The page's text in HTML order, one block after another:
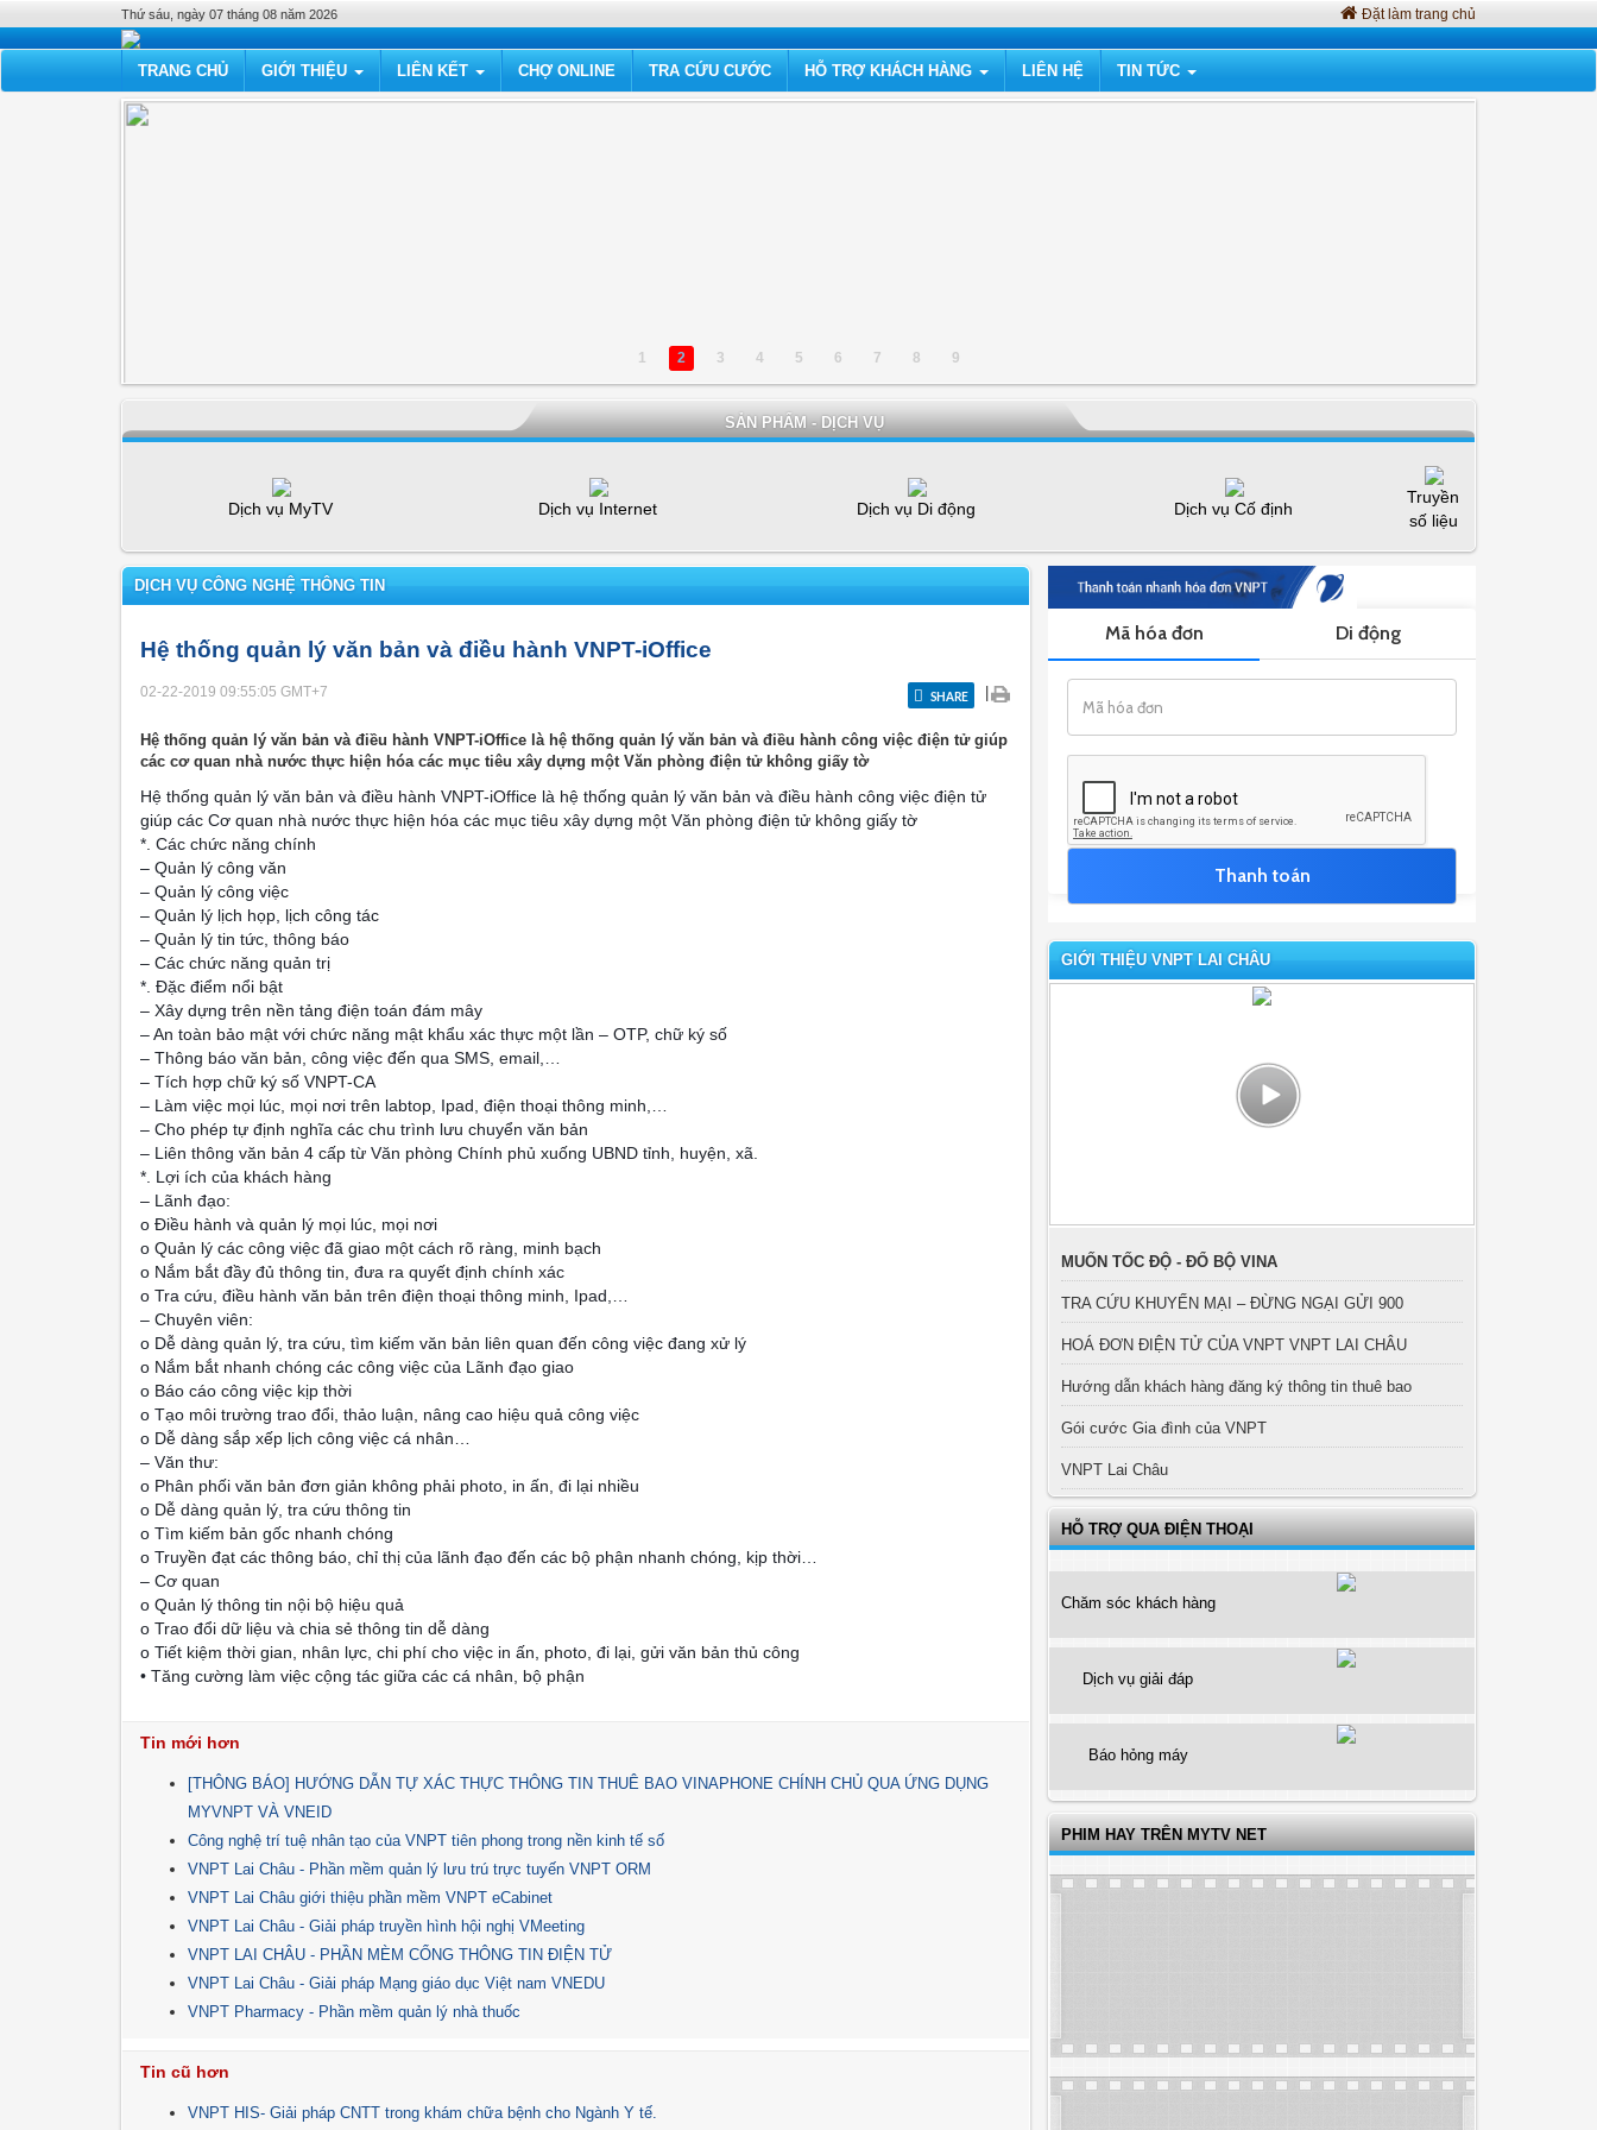
Thứ sáu, ngày 07 tháng 08 năm 2026 Đặt làm trang chủ
TRANG CHỦ GIỚI THIỆU LIÊN KẾT CHỢ ONLINE TRA CỨU CƯỚC HỖ TRỢ KHÁCH HÀNG LIÊN HỆ TIN TỨC
1 2 3 4 5 6 7 8 9
SẢN PHẨM - DỊCH VỤ
Dịch vụ MyTV Dịch vụ Internet Dịch vụ Di động Dịch vụ Cố định
Truyền
số liệu
DỊCH VỤ CÔNG NGHỆ THÔNG TIN
Hệ thống quản lý văn bản và điều hành VNPT-iOffice
02-22-2019 09:55:05 GMT+7 SHARE
Hệ thống quản lý văn bản và điều hành VNPT-iOffice là hệ thống quản lý văn bản và điều hành công việc điện tử giúp
các cơ quan nhà nước thực hiện hóa các mục tiêu xây dựng một Văn phòng điện tử không giấy tờ
Hệ thống quản lý văn bản và điều hành VNPT-iOffice là hệ thống quản lý văn bản và điều hành công việc điện tử
giúp các Cơ quan nhà nước thực hiện hóa các mục tiêu xây dựng một Văn phòng điện tử không giấy tờ
*. Các chức năng chính
– Quản lý công văn
– Quản lý công việc
– Quản lý lịch họp, lịch công tác
– Quản lý tin tức, thông báo
– Các chức năng quản trị
*. Đặc điểm nổi bật
– Xây dựng trên nền tảng điện toán đám mây
– An toàn bảo mật với chức năng mật khẩu xác thực một lần – OTP, chữ ký số
– Thông báo văn bản, công việc đến qua SMS, email,…
– Tích hợp chữ ký số VNPT-CA
– Làm việc mọi lúc, mọi nơi trên labtop, Ipad, điện thoại thông minh,…
– Cho phép tự định nghĩa các chu trình lưu chuyển văn bản
– Liên thông văn bản 4 cấp từ Văn phòng Chính phủ xuống UBND tỉnh, huyện, xã.
*. Lợi ích của khách hàng
– Lãnh đạo:
o Điều hành và quản lý mọi lúc, mọi nơi
o Quản lý các công việc đã giao một cách rõ ràng, minh bạch
o Nắm bắt đầy đủ thông tin, đưa ra quyết định chính xác
o Tra cứu, điều hành văn bản trên điện thoại thông minh, Ipad,…
– Chuyên viên:
o Dễ dàng quản lý, tra cứu, tìm kiếm văn bản liên quan đến công việc đang xử lý
o Nắm bắt nhanh chóng các công việc của Lãnh đạo giao
o Báo cáo công việc kịp thời
o Tạo môi trường trao đổi, thảo luận, nâng cao hiệu quả công việc
o Dễ dàng sắp xếp lịch công việc cá nhân…
– Văn thư:
o Phân phối văn bản đơn giản không phải photo, in ấn, đi lại nhiều
o Dễ dàng quản lý, tra cứu thông tin
o Tìm kiếm bản gốc nhanh chóng
o Truyền đạt các thông báo, chỉ thị của lãnh đạo đến các bộ phận nhanh chóng, kịp thời…
– Cơ quan
o Quản lý thông tin nội bộ hiệu quả
o Trao đổi dữ liệu và chia sẻ thông tin dễ dàng
o Tiết kiệm thời gian, nhân lực, chi phí cho việc in ấn, photo, đi lại, gửi văn bản thủ công
• Tăng cường làm việc cộng tác giữa các cá nhân, bộ phận
Tin mới hơn
[THÔNG BÁO] HƯỚNG DẪN TỰ XÁC THỰC THÔNG TIN THUÊ BAO VINAPHONE CHÍNH CHỦ QUA ỨNG DỤNG
MYVNPT VÀ VNEID
Công nghệ trí tuệ nhân tạo của VNPT tiên phong trong nền kinh tế số
VNPT Lai Châu - Phần mềm quản lý lưu trú trực tuyến VNPT ORM
VNPT Lai Châu giới thiệu phần mềm VNPT eCabinet
VNPT Lai Châu - Giải pháp truyền hình hội nghị VMeeting
VNPT LAI CHÂU - PHẦN MÈM CỔNG THÔNG TIN ĐIỆN TỬ
VNPT Lai Châu - Giải pháp Mạng giáo dục Việt nam VNEDU
VNPT Pharmacy - Phần mềm quản lý nhà thuốc
Tin cũ hơn
VNPT HIS- Giải pháp CNTT trong khám chữa bệnh cho Ngành Y tế.
GIỚI THIỆU VNPT LAI CHÂU
MUỐN TỐC ĐỘ - ĐỔ BỘ VINA
TRA CỨU KHUYẾN MẠI – ĐỪNG NGẠI GỬI 900
HOÁ ĐƠN ĐIỆN TỬ CỦA VNPT VNPT LAI CHÂU
Hướng dẫn khách hàng đăng ký thông tin thuê bao
Gói cước Gia đình của VNPT
VNPT Lai Châu
HỖ TRỢ QUA ĐIỆN THOẠI
Chăm sóc khách hàng
Dịch vụ giải đáp
Báo hỏng máy
PHIM HAY TRÊN MYTV NET